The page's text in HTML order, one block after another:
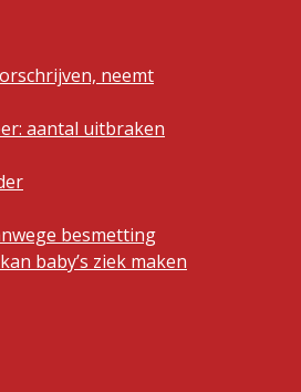
neemt
aantal uitbraken
besmetting
baby’s ziek maken